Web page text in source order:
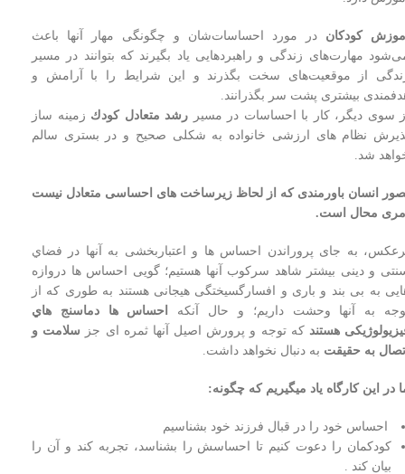
کودکان در مورد احساسات‌شان و چگونگی مهار آنها باعث
مهارت‌های زندگی و راهبرد‌هایی یاد بگیرند که بتوانند در مسیر
از موقعیت‌های سخت بگذرند و این شرایط را با آرامش و
بیشتری پشت سر بگذرانند.
سوی ديگر، كار با احساسات در مسير رشد متعادل كودك زمينه ساز
نظام های ارزشی خانواده به شكلی صحيح و در بستری سالم
شد.
انسان باورمندی كه از لحاظ زيرساخت های احساسی متعادل نيست
محال است.
به جای پروراندن احساس ها و اعتباربخشی به آنها در فضاي
و دينی بيشتر شاهد سرکوب آنها هستيم؛ گويی احساس ها دروازه
به بی بند و باری و افسارگسيختگی هيجانی هستند به طوری كه از
به آنها وحشت داريم؛ و حال آنكه
احساس ها دماسنج هاي
هستند كه توجه و پرورش اصيل آنها ثمره ای جز سلامت و
به حقيقت به دنبال نخواهد داشت.
در این کارگاه یاد میگیریم که چگونه:
احساس خود را در قبال فرزند خود بشناسيم
کودکمان را دعوت کنیم تا احساسش را بشناسد، تجربه كند و آن را
بيان كند .